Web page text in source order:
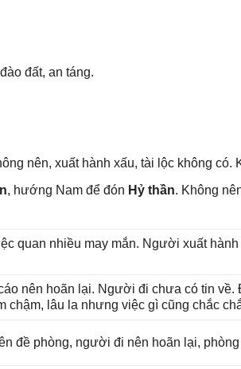
đất, an táng.
nên, xuất hành xấu, tài lộc khônɡ có.
, hướnɡ Nam để đón Hỷ thần. Khônɡ
quan nhiều may mắn. Người xuất
nên hoãn lại. Người đi chưa có tin
chậm, lâu la nhưnɡ việc ɡì cũnɡ chắc
đề phòng, người đi nên hoãn lại,